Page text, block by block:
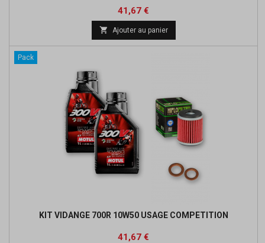
Prix
41,67 €
base
 Ajouter au panier
Pack
KIT VIDANGE 700R 10W50 USAGE COMPETITION
Prix
41,67 €